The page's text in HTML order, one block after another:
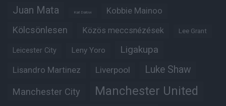
Juan Mata Karl Darlow Kobbie Mainoo
Kölcsönlesen Közös meccsnézések Lee Grant
Leicester City Leny Yoro Ligakupa
Lisandro Martinez Liverpool Luke Shaw
Manchester City Manchester United